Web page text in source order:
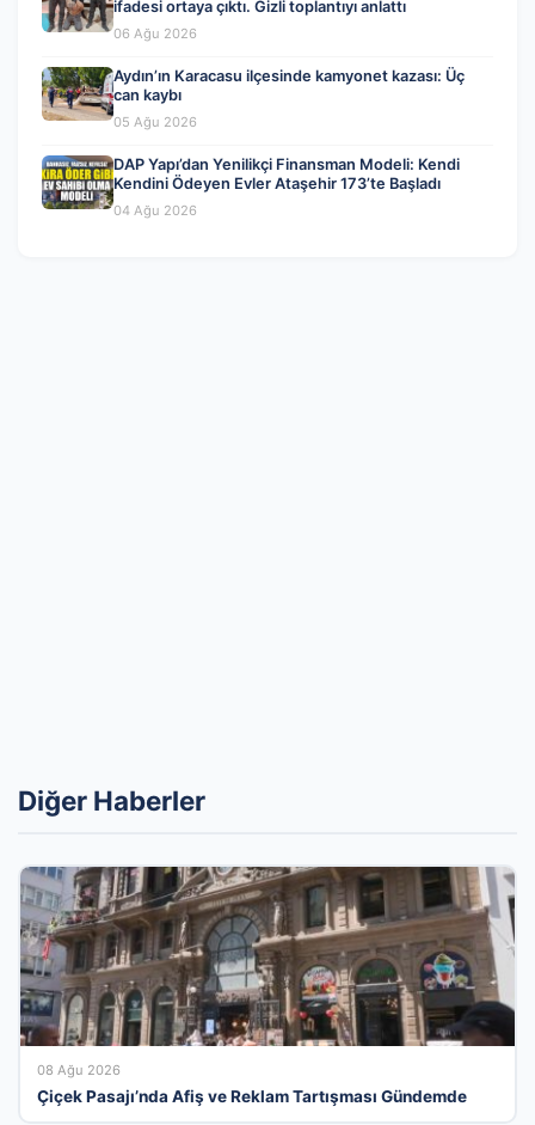
ifadesi ortaya çıktı. Gizli toplantıyı anlattı
06 Ağu 2026
Aydın’ın Karacasu ilçesinde kamyonet kazası: Üç
can kaybı
05 Ağu 2026
DAP Yapı’dan Yenilikçi Finansman Modeli: Kendi
Kendini Ödeyen Evler Ataşehir 173’te Başladı
04 Ağu 2026
Diğer Haberler
08 Ağu 2026
Çiçek Pasajı’nda Afiş ve Reklam Tartışması Gündemde